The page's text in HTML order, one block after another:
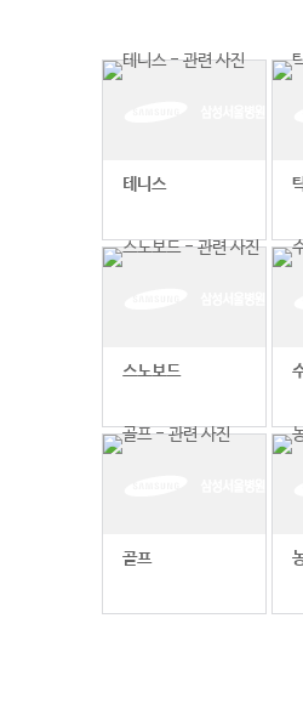
테니스
스노보드
골프